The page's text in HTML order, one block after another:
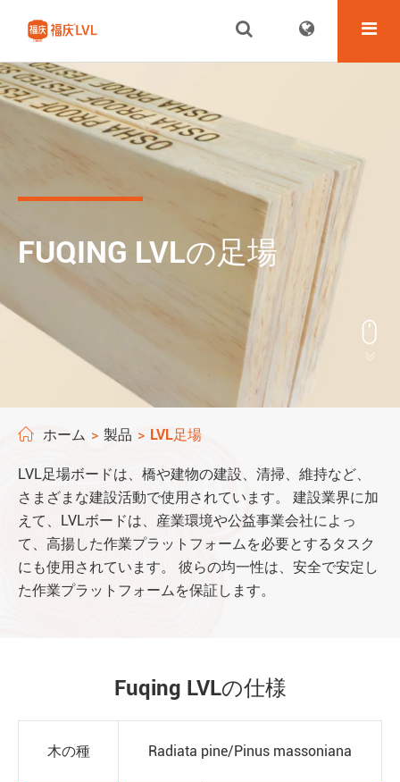
FUQING LVLの足場


ホーム 製品 LVL足場
LVL足場ボードは、橋や建物の建設、清掃、維持など、
さまざまな建設活動で使用されています。 建設業界に加
えて、LVLボードは、産業環境や公益事業会社によっ
て、高揚した作業プラットフォームを必要とするタスク
にも使用されています。 彼らの均一性は、安全で安定し
た作業プラットフォームを保証します。
Fuqing LVLの仕様
木の種 Radiata pine/Pinus massoniana